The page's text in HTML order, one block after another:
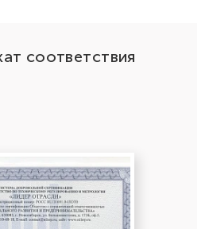
Владимировна
соответствия